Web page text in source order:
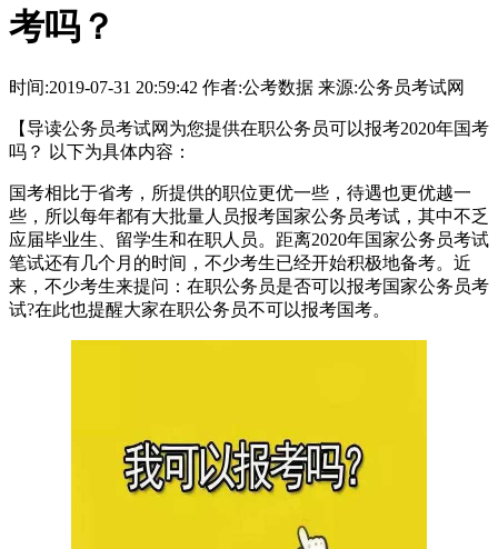
考吗？
时间:2019-07-31 20:59:42 作者:公考数据 来源:公务员考试网
【导读公务员考试网为您提供在职公务员可以报考2020年国考
吗？ 以下为具体内容：
国考相比于省考，所提供的职位更优一些，待遇也更优越一
些，所以每年都有大批量人员报考国家公务员考试，其中不乏
应届毕业生、留学生和在职人员。距离2020年国家公务员考试
笔试还有几个月的时间，不少考生已经开始积极地备考。近
来，不少考生来提问：在职公务员是否可以报考国家公务员考
试?在此也提醒大家在职公务员不可以报考国考。